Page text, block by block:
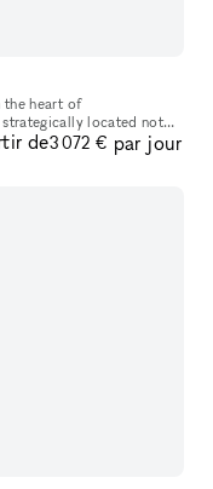
the heart of
unique location cov
de3 072 € par jour